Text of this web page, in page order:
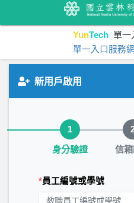
YunTech 單一
單一入口服務網
新用戶啟用
1
身分驗證 信
*員工編號或學號